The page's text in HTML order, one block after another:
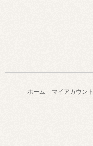
ホーム マイアカウント